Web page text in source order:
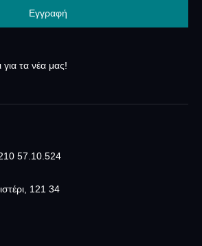
τα νέα μας!
Εγγραφή
57.10.524
121 34